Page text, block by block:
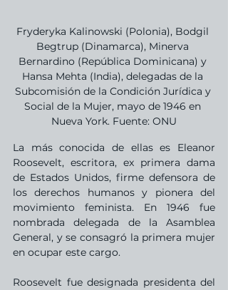
Fryderyka Kalinowski (Polonia), Bodgil
Begtrup (Dinamarca), Minerva
Bernardino (República Dominicana) y
Hansa Mehta (India), delegadas de la
Subcomisión de la Condición Jurídica y
Social de la Mujer, mayo de 1946 en
Nueva York. Fuente: ONU
La más conocida de ellas es Eleanor
Roosevelt, escritora, ex primera dama
de Estados Unidos, firme defensora de
los derechos humanos y pionera del
movimiento feminista. En 1946 fue
nombrada delegada de la Asamblea
General, y se consagró la primera mujer
en ocupar este cargo.
Roosevelt fue designada presidenta del